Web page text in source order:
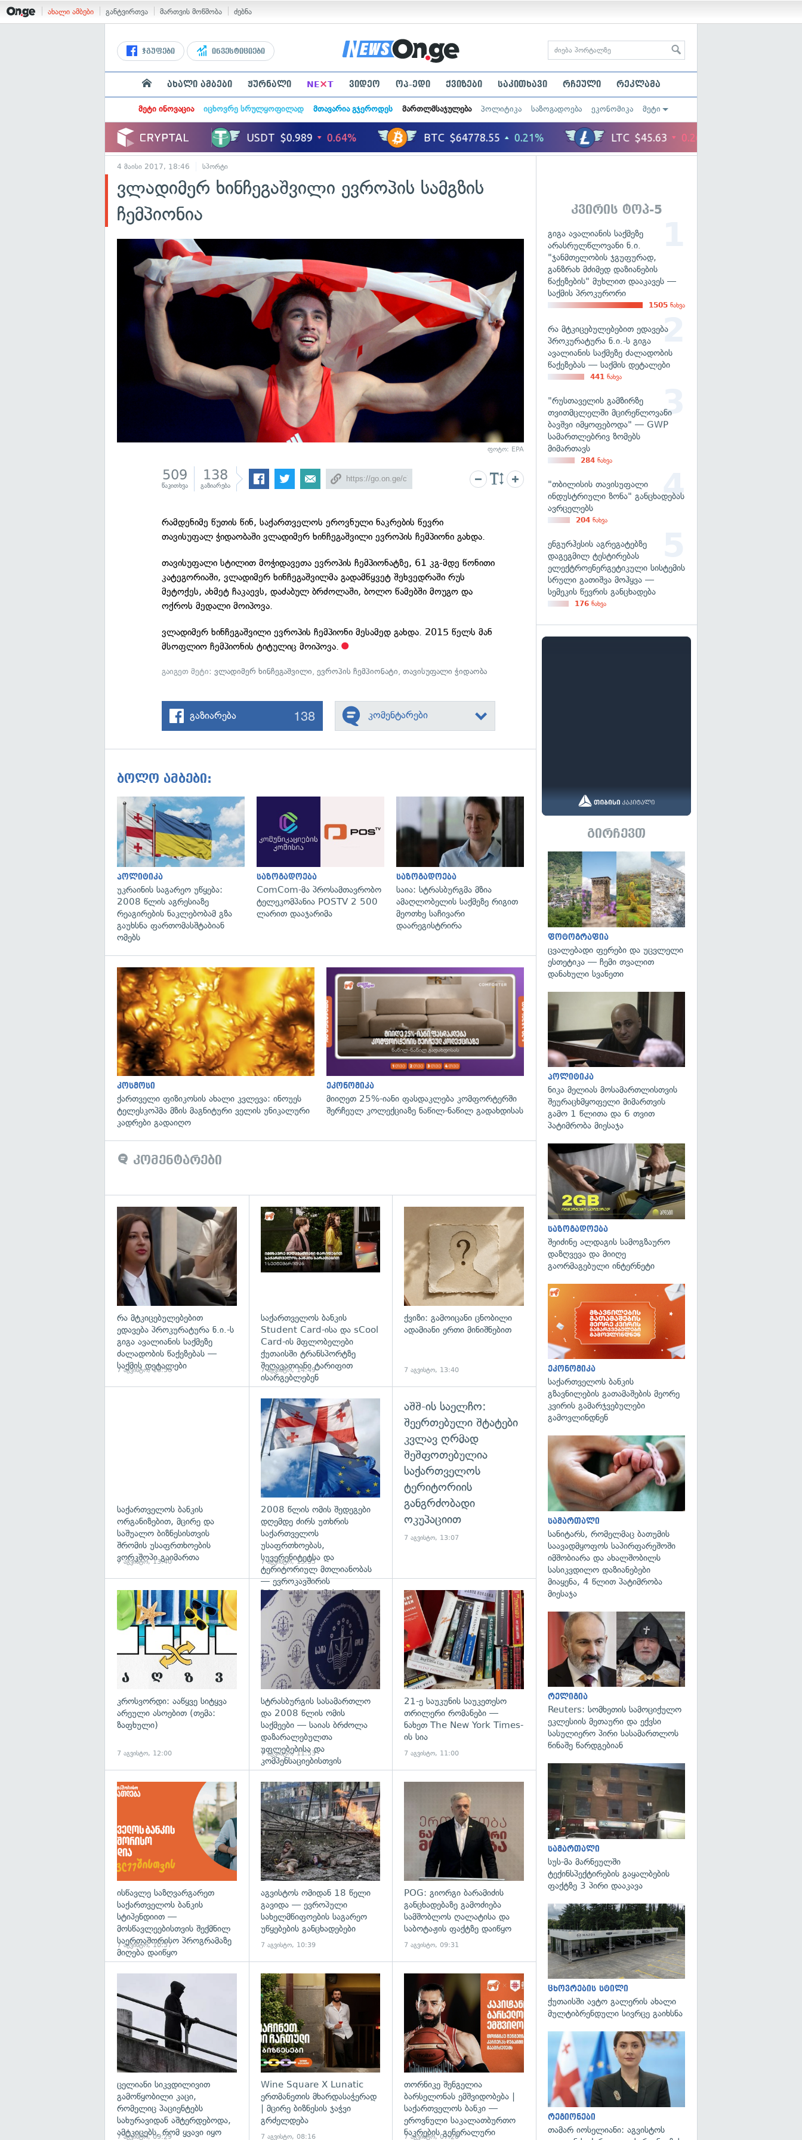
ახალი ამბები განტვირთვა მართვის მოწმობა ძებნა
ჯგუფები ინვესტიციები
ახალი ამბები ჟურნალი NE×T ვიდეო ოპ-ედი ქვიზები საკითხავი რჩეული რეკლამა
მეტი ინოვაცია იცხოვრე სრულყოფილად მთავარია გჯეროდეს მართლმსაჯულება პოლიტიკა საზოგადოება ეკონომიკა მეტი
4 მაისი 2017, 18:46 სპორტი
ვლადიმერ ხინჩეგაშვილი ევროპის სამგზის
ჩემპიონია
ფოტო: EPA
509
წაკითხვა
138
გაზიარება
რამდენიმე წუთის წინ, საქართველოს ეროვნული ნაკრების წევრი
თავისუფალ ჭიდაობაში ვლადიმერ ხინჩეგაშვილი ევროპის ჩემპიონი გახდა.
თავისუფალი სტილით მოჭიდავეთა ევროპის ჩემპიონატზე, 61 კგ-მდე წონითი
კატეგორიაში, ვლადიმერ ხინჩეგაშვილმა გადამწყვეტ შეხვედრაში რუს
მეტოქეს, ახმეტ ჩაკაევს, დაძაბულ ბრძოლაში, ბოლო წამებში მოუგო და
ოქროს მედალი მოიპოვა.
ვლადიმერ ხინჩეგაშვილი ევროპის ჩემპიონი მესამედ გახდა. 2015 წელს მან
მსოფლიო ჩემპიონის ტიტულიც მოიპოვა.
გაიგეთ მეტი:ვლადიმერ ხინჩეგაშვილი,ევროპის ჩემპიონატი,თავისუფალი ჭიდაობა
გაზიარება 138 კომენტარები
ბოლო ამბები:
პოლიტიკა
უკრაინის საგარეო უწყება:
2008 წლის აგრესიაზე
რეაგირების ნაკლებობამ გზა
გაუხსნა ფართომასშტაბიან
ომებს
გადახედვა
საზოგადოება
ComCom-მა პროსამთავრობო
ტელეკომპანია POSTV 2 500
ლარით დააჯარიმა
საზოგადოება
საია: სტრასბურგმა მზია
ამაღლობელის საქმეზე რიგით
მეოთხე საჩივარი
დაარეგისტრირა
გადახედვა
კოსმოსი
ქართველი ფიზიკოსის ახალი კვლევა: ინოუეს
ტელესკოპმა მზის მაგნიტური ველის უნიკალური
კადრები გადაიღო
ეკონომიკა
მიიღეთ 25%-იანი ფასდაკლება კომფორტერში
შერჩეულ კოლექციაზე ნაწილ-ნაწილ გადახდისას
კომენტარები
გადახედვა
რა მტკიცებულებებით
ედავება პროკურატურა ნ.ი.-ს
გიგა ავალიანის საქმეზე
ძალადობის წაქეზებას —
საქმის დეტალები
7 აგვისტო, 16:50
საქართველოს ბანკის
Student Card-ისა და sCool
Card-ის მფლობელები
ქუთაისში ტრანსპორტზე
შეღავათიანი ტარიფით
ისარგებლებენ
7 აგვისტო, 14:49
ქვიზი: გამოიცანი ცნობილი
ადამიანი ერთი მინიშნებით
7 აგვისტო, 13:40
საქართველოს ბანკის
ორგანიზებით, მცირე და
საშუალო ბიზნესისთვის
შრომის უსაფრთხოების
ვორკშოპი გაიმართა
7 აგვისტო, 13:40
გადახედვა
2008 წლის ომის შედეგები
დღემდე ძირს უთხრის
საქართველოს
უსაფრთხოებას,
სუვერენიტეტსა და
ტერიტორიულ მთლიანობას
— ევროკავშირის
პრესპიკერის განცხადება
7 აგვისტო, 13:35
აშშ-ის საელჩო:
შეერთებული შტატები
კვლავ ღრმად
შეშფოთებულია
საქართველოს
ტერიტორიის
განგრძობადი
ოკუპაციით
7 აგვისტო, 13:07
გადახედვა
კროსვორდი: ააწყვე სიტყვა
არეული ასოებით (თემა:
ზაფხული)
7 აგვისტო, 12:00
გადახედვა
სტრასბურგის სასამართლო
და 2008 წლის ომის
საქმეები — საიას ბრძოლა
დაზარალებულთა
უფლებებისა და
კომპენსაციებისთვის
7 აგვისტო, 11:53
21-ე საუკუნის საუკეთესო
თრილერი რომანები —
ნახეთ The New York Times-
ის სია
7 აგვისტო, 11:00
ისწავლე საზღვარგარეთ
საქართველოს ბანკის
სტიპენდიით —
მოსწავლეებისთვის შექმნილ
საერთაშორისო პროგრამაზე
მიღება დაიწყო
7 აგვისტო, 10:57
აგვისტოს ომიდან 18 წელი
გავიდა — ევროპული
სახელმწიფოების საგარეო
უწყებების განცხადებები
7 აგვისტო, 10:39
გადახედვა
POG: გიორგი ბარამიძის
განცხადებაზე გამოძიება
სამშობლოს ღალატისა და
საბოტაჟის ფაქტზე დაიწყო
7 აგვისტო, 09:31
გადახედვა
ცელიანი სიკვდილივით
გამოწყობილი კაცი,
რომელიც პაციენტებს
სახურავიდან აშტერდებოდა,
ამტკიცებს, რომ ყვავი იყო
7 აგვისტო, 09:29
Wine Square X Lunatic
ერთმანეთის მხარდასაჭერად
| მცირე ბიზნესის ჯაჭვი
გრძელდება
7 აგვისტო, 08:16
თორნიკე შენგელია
ბარსელონას ემშვიდობება |
საქართველოს ბანკი —
ეროვნული საკალათბურთო
ნაკრების გენერალური
7 აგვისტო, 07:20
კვირის ტოპ-5
გიგა ავალიანის საქმეზე
არასრულწლოვანი ნ.ი.
"ჯანმთელობის ჯგუფურად,
განზრახ მძიმედ დაზიანების
წაქეზების" მუხლით დააკავეს —
საქმის პროკურორი
1505 ნახვა
რა მტკიცებულებებით ედავება
პროკურატურა ნ.ი.-ს გიგა
ავალიანის საქმეზე ძალადობის
წაქეზებას — საქმის დეტალები
441 ნახვა
"რუსთაველის გამზირზე
თვითმცლელში მცირეწლოვანი
ბავშვი იმყოფებოდა" — GWP
სამართლებრივ ზომებს
მიმართავს
284 ნახვა
"თბილისის თავისუფალი
ინდუსტრიული ზონა" განცხადებას
ავრცელებს
204 ნახვა
ენგურჰესის აგრეგატებზე
დაგეგმილ ტესტირებას
ელექტროენერგეტიკული სისტემის
სრული გათიშვა მოჰყვა —
სემეკის წევრის განცხადება
176 ნახვა
გირჩევთ
ფოტოგრაფია
ცვალებადი ფერები და უცვლელი
ესთეტიკა — ჩემი თვალით
დანახული სვანეთი
პოლიტიკა
ნიკა მელიას მოსამართლისთვის
შეურაცხმყოფელი მიმართვის
გამო 1 წლითა და 6 თვით
პატიმრობა მიესაჯა
საზოგადოება
შეიძინე ალდაგის სამოგზაურო
დაზღვევა და მიიღე
გაორმაგებული ინტერნეტი
ეკონომიკა
საქართველოს ბანკის
გზავნილების გათამაშების მეორე
კვირის გამარჯვებულები
გამოვლინდნენ
სამართალი
სანიტარს, რომელმაც ბათუმის
საავადმყოფოს საპირფარეშოში
იმშობიარა და ახალშობილს
სასიკვდილო დაზიანებები
მიაყენა, 4 წლით პატიმრობა
მიესაჯა
რელიგია
Reuters: სომხეთის სამოციქულო
ეკლესიის მეთაური და ექვსი
სასულიერო პირი სასამართლოს
წინაშე წარდგებიან
სამართალი
სუს-მა მარნეულში
ტექინსპექტირების გაყალბების
ფაქტზე 3 პირი დააკავა
ცხოვრების სტილი
ქუთაისში ავტო გალერის ახალი
მულტიბრენდული სივრცე გაიხსნა
რეგიონები
თამარ იოსელიანი: აგვისტოს